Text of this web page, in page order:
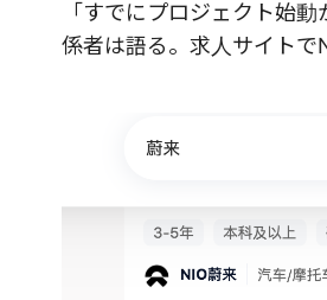
「すでにプロジェクト始
係者は語る。求人サイトで